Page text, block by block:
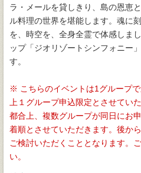
ラ・メールを貸しきり、島の恩恵
ル料理の世界を堪能します。魂に
を、時空を、全身全霊で体感しま
ップ「ジオリゾートシンフォニー
す。
こちらのイベントは1グループ
上１グループ申込限定とさせてい
都合上、複数グループが同日にお
着順とさせていただきます。後か
ご検討いただくこととなります。
い。